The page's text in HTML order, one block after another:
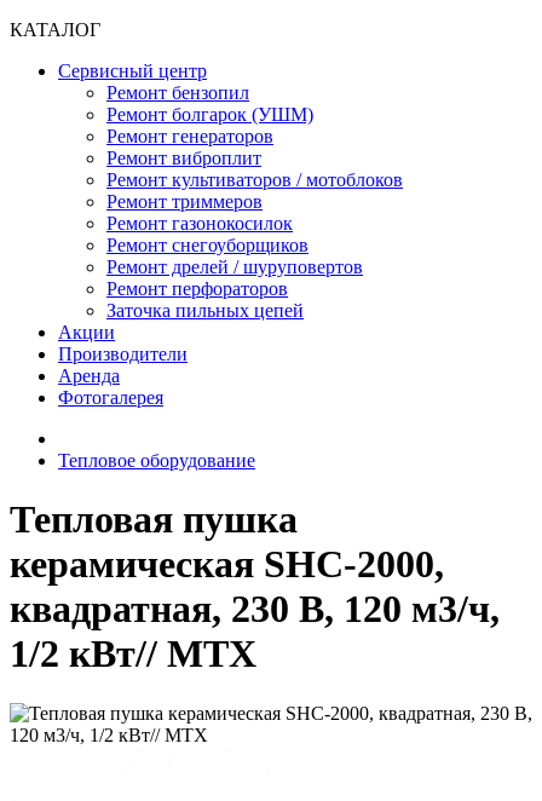
КАТАЛОГ
Сервисный центр
Ремонт бензопил
Ремонт болгарок (УШМ)
Ремонт генераторов
Ремонт виброплит
Ремонт культиваторов / мотоблоков
Ремонт триммеров
Ремонт газонокосилок
Ремонт снегоуборщиков
Ремонт дрелей / шуруповертов
Ремонт перфораторов
Заточка пильных цепей
Акции
Производители
Аренда
Фотогалерея
Тепловое оборудование
Тепловая пушка
керамическая SHC-2000,
квадратная, 230 В, 120 м3/ч,
1/2 кВт// MTX